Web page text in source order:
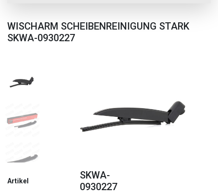
WISCHARM SCHEIBENREINIGUNG STARK
SKWA-0930227
Zurück
Artikel
SKWA-
0930227